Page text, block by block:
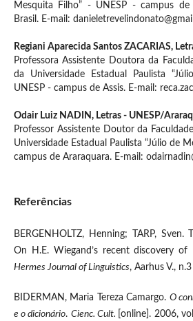
Mesquita Filho” - UNESP - campus de
Brasil. E-mail:
Regiani Aparecida Santos ZACARIAS,
Professora Assistente Doutora da
da Universidade Estadual Paulista
UNESP - campus de Assis. E-mail:
Odair Luiz NADIN, Letras - UNESP/
Professor Assistente Doutor da
Universidade Estadual Paulista “Júlio de
campus de Araraquara. E-mail:
Referências
BERGENHOLTZ, Henning; TARP, Sven.
On H.E. Wiegand’s recent discovery of
Hermes Journal of Linguistics, Aarhus V.,
BIDERMAN, Maria Tereza Camargo. O
e o dicionário. Cienc. Cult. [online]. 2006,